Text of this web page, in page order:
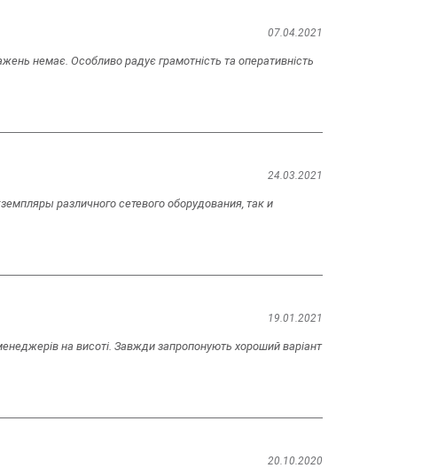
07.04.2021
немає. Особливо радує грамотність та оперативність
24.03.2021
различного сетевого оборудования, так и
19.01.2021
на висоті. Завжди запропонують хороший варіант
20.10.2020